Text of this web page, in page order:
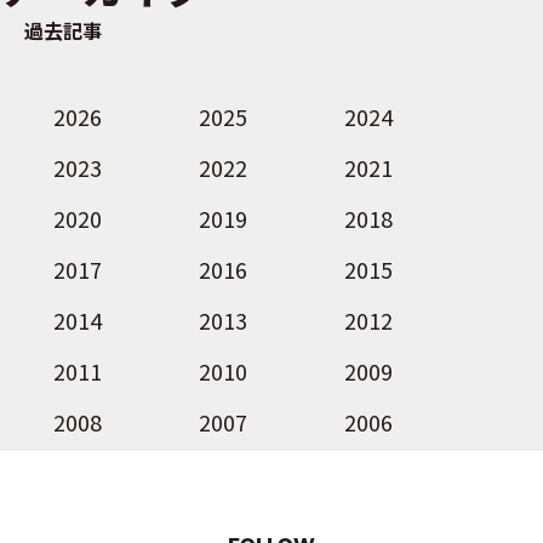
過去記事
2026 2025
2024
2023
2022
2021
2020
2019
2018
2017
2016
2015
2014
2013
2012
2011
2010
2009
2008
2007 2006